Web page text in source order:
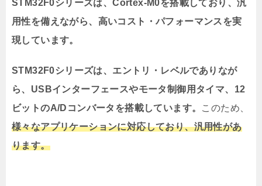
STM32F0シリーズは、Cortex-M0を搭載しており、汎
用性を備えながら、高いコスト・パフォーマンスを実
現しています。
STM32F0シリーズは、エントリ・レベルでありなが
ら、USBインターフェースやモータ制御用タイマ、12
ビットのA/Dコンバータを搭載しています。 このため、
様々なアプリケーションに対応しており、汎用性があ
ります。